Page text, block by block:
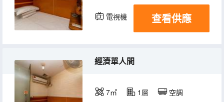
電視機 查看供應
經濟單人間
7㎡ 1層 空調